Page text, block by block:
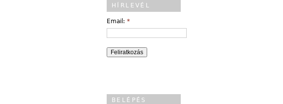
HÍRLEVÉL
Email: *
BELÉPÉS